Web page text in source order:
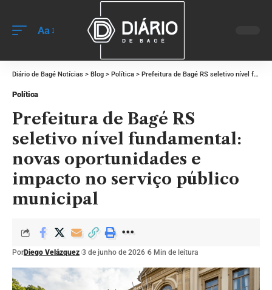
Aa
Diário de Bagé Notícias > Blog > Política > Prefeitura de Bagé RS seletivo nível fundamental: novas oportunidades e impacto no serviço público municipal
Política
Prefeitura de Bagé RS
seletivo nível fundamental:
novas oportunidades e
impacto no serviço público
municipal
PorDiego Velázquez 3 de junho de 2026 6 Min de leitura